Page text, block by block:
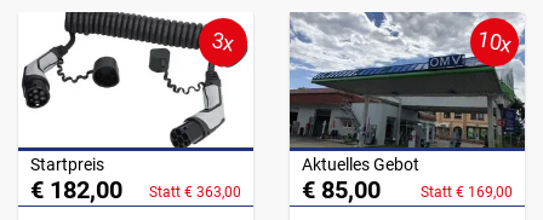
3x
Startpreis
€ 182,00 Statt € 363,00
10x
Aktuelles Gebot
€ 85,00 Statt € 169,00